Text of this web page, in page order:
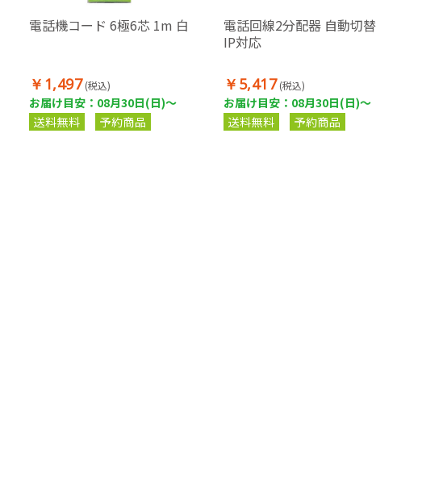
電話機コード 6極6芯 1m 白
￥1,497 (税込)
お届け目安：08月30日(日)～
送料無料
予約商品
電話回線2分配器 自動切替
IP対応
￥5,417 (税込)
お届け目安：08月30日(日)～
送料無料
予約商品